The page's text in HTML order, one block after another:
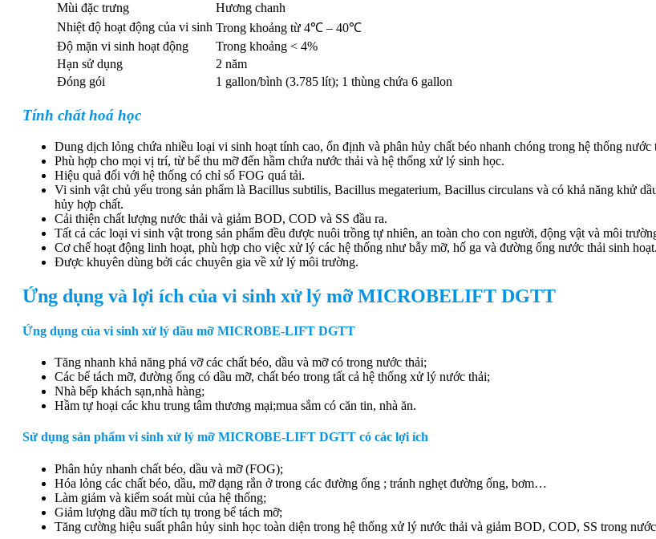
Mùi đặc trưng
Hương chanh
Nhiệt độ hoạt động của vi sinh Trong khoảng từ 4℃ – 40℃
Độ mặn vi sinh hoạt động
Trong khoảng < 4%
Hạn sử dụng
2 năm
Đóng gói
1 gallon/bình (3.785 lít); 1 thùng chứa 6 gallon
Tính chất hoá học
Dung dịch lỏng chứa nhiều loại vi sinh hoạt tính cao, ổn định và phân hủy chất béo nhanh chóng trong hệ thống nước
Phù hợp cho mọi vị trí, từ bể thu mỡ đến hầm chứa nước thải và hệ thống xử lý sinh học.
Hiệu quả đối với hệ thống có chỉ số FOG quá tải.
Vi sinh vật chủ yếu trong sản phẩm là Bacillus subtilis, Bacillus megaterium, Bacillus circulans và có khả năng khử
hủy hợp chất.
Cải thiện chất lượng nước thải và giảm BOD, COD và SS đầu ra.
Tất cả các loại vi sinh vật trong sản phẩm đều được nuôi trồng tự nhiên, an toàn cho con người, động vật và môi
Cơ chế hoạt động linh hoạt, phù hợp cho việc xử lý các hệ thống như bẫy mỡ, hố ga và đường ống nước thải sinh hoạt.
Được khuyên dùng bởi các chuyên gia về xử lý môi trường.
Ứng dụng và lợi ích của vi sinh xử lý mỡ MICROBELIFT DGTT
Ứng dụng của vi sinh xử lý dầu mỡ MICROBE-LIFT DGTT
Tăng nhanh khả năng phá vỡ các chất béo, dầu và mỡ có trong nước thải;
Các bể tách mỡ, đường ống có dầu mỡ, chất béo trong tất cả hệ thống xử lý nước thải;
Nhà bếp khách sạn,nhà hàng;
Hầm tự hoại các khu trung tâm thương mại;mua sắm có căn tin, nhà ăn.
Sử dụng sản phẩm vi sinh xử lý mỡ MICROBE-LIFT DGTT có các lợi ích
Phân hủy nhanh chất béo, dầu và mỡ (FOG);
Hóa lỏng các chất béo, dầu, mỡ dạng rắn ở trong các đường ống ; tránh nghẹt đường ống, bơm…
Làm giảm và kiểm soát mùi của hệ thống;
Giảm lượng dầu mỡ tích tụ trong bể tách mỡ;
Tăng cường hiệu suất phân hủy sinh học toàn diện trong hệ thống xử lý nước thải và giảm BOD, COD, SS trong